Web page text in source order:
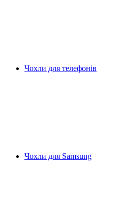
Чохли для телефонів
Чохли для Samsung